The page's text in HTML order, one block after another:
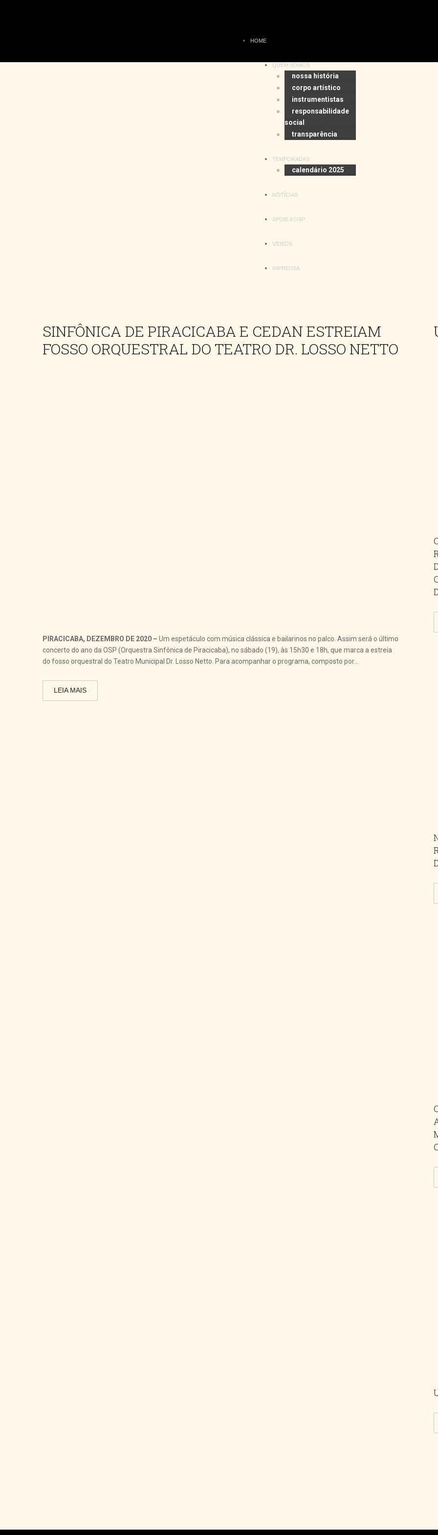
HOME
QUEM SOMOS
nossa história
corpo artístico
instrumentistas
responsabilidade
social
transparência
TEMPORADAS
calendário 2025
NOTÍCIAS
APOIE A OSP
VÍDEOS
IMPRENSA
SINFÔNICA DE PIRACICABA E CEDAN ESTREIAM
FOSSO ORQUESTRAL DO TEATRO DR. LOSSO NETTO
PIRACICABA, DEZEMBRO DE 2020 – Um espetáculo com música clássica e bailarinos no palco. Assim será o último
concerto do ano da OSP (Orquestra Sinfônica de Piracicaba), no sábado (19), às 15h30 e 18h, que marca a estreia
do fosso orquestral do Teatro Municipal Dr. Losso Netto. Para acompanhar o programa, composto por...
LEIA MAIS